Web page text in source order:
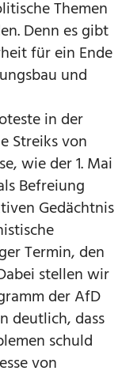
Themen
Denn es gibt
für ein Ende
und
in der
Streiks von
wie der 1. Mai
Befreiung
Gedächtnis
Termin, den
stellen wir
der AfD
deutlich, dass
schuld
von